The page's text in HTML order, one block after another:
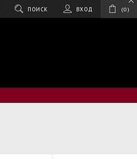
ПОИСК ВХОД 0